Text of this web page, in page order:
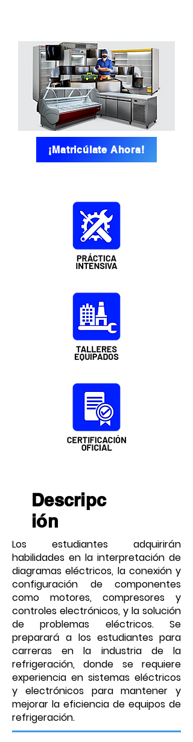
¡Matricúlate Ahora!
Descripc
ión
Los estudiantes adquirirán
habilidades en la interpretación de
diagramas eléctricos, la conexión y
configuración de componentes
como motores, compresores y
controles electrónicos, y la solución
de problemas eléctricos. Se
preparará a los estudiantes para
carreras en la industria de la
refrigeración, donde se requiere
experiencia en sistemas eléctricos
y electrónicos para mantener y
mejorar la eficiencia de equipos de
refrigeración.